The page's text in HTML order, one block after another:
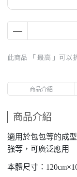
此商品 「 最高 」可以
商品介紹
商品介紹
適用於包包等的成
強等，可廣泛應用
本體尺寸：